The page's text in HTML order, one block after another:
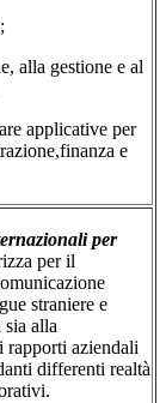
alla gestione e al
applicative per
e
per
per il
straniere e
alla
rapporti aziendali
differenti realtà